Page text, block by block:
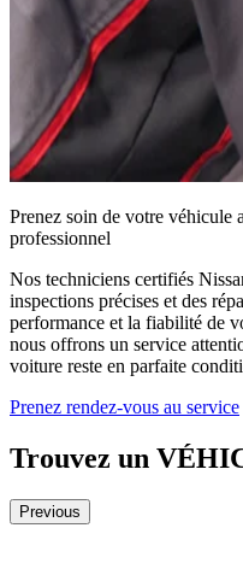
Prenez soin de votre véhicule
professionnel
Nos techniciens certifiés
inspections précises et des
performance et la fiabilité de
nous offrons un service
voiture reste en parfaite
Prenez rendez-vous au service
Trouvez un
Previous